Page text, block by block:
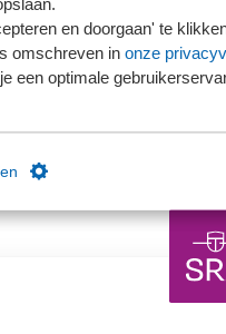
en doorgaan' te
omschreven in onze
een optimale
Ons kantoor is nog